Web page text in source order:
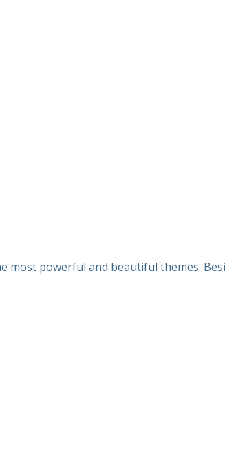
powerful and beautiful themes.